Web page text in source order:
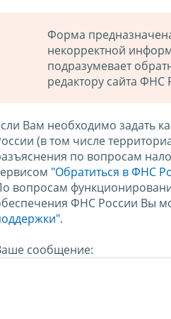
Форма
некорректной
подразумевает
редактору сайта ФНС
Вам необходимо задать
(в том числе
по вопросам
"Обратиться в ФНС
вопросам
ФНС России Вы
сообщение: